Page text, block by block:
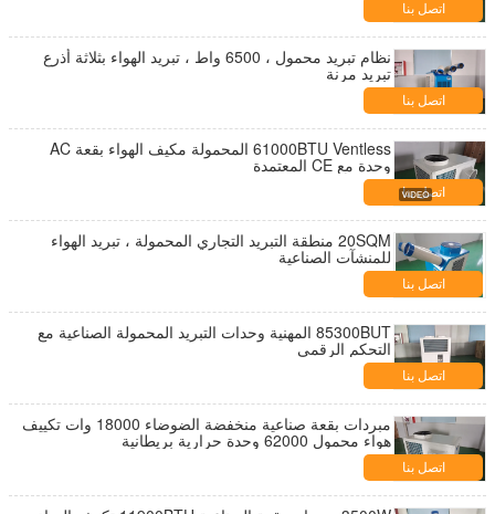
اتصل بنا
نظام تبريد محمول ، 6500 واط ، تبريد الهواء بثلاثة أذرع
تبريد مرنة
اتصل بنا
61000BTU Ventless المحمولة مكيف الهواء بقعة AC
وحدة مع CE المعتمدة
اتصل بنا
20SQM منطقة التبريد التجاري المحمولة ، تبريد الهواء
للمنشآت الصناعية
اتصل بنا
85300BUT المهنية وحدات التبريد المحمولة الصناعية مع
التحكم الرقمي
اتصل بنا
مبردات بقعة صناعية منخفضة الضوضاء 18000 وات تكييف
هواء محمول 62000 وحدة حرارية بريطانية
اتصل بنا